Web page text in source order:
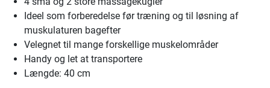
Ideel som forberedelse før træning og til løsning af
muskulaturen bagefter
Velegnet til mange forskellige muskelområder
Handy og let at transportere
Længde: 40 cm